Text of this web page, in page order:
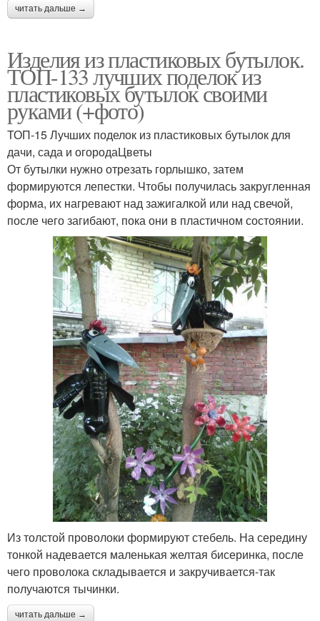
читать дальше →
Изделия из пластиковых бутылок.
ТОП-133 лучших поделок из
пластиковых бутылок своими
руками (+фото)
ТОП-15 Лучших поделок из пластиковых бутылок для
дачи, сада и огородаЦветы
От бутылки нужно отрезать горлышко, затем
формируются лепестки. Чтобы получилась закругленная
форма, их нагревают над зажигалкой или над свечой,
после чего загибают, пока они в пластичном состоянии.
Из толстой проволоки формируют стебель. На середину
тонкой надевается маленькая желтая бисеринка, после
чего проволока складывается и закручивается-так
получаются тычинки.
читать дальше →